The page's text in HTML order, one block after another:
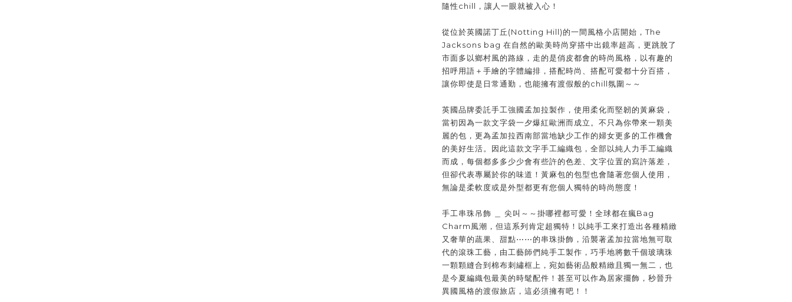
隨性chill，讓人一眼就被入心！
從位於英國諾丁丘(Notting Hill)的一間風格小店開始，The
Jacksons bag 在自然的歐美時尚穿搭中出鏡率超高，更跳脫了
市面多以鄉村風的路線，走的是俏皮都會的時尚風格，以有趣的
招呼用語＋手繪的字體編排，搭配時尚、搭配可愛都十分百搭，
讓你即使是日常通勤，也能擁有渡假般的chill氛圍～～
英國品牌委託手工強國孟加拉製作，使用柔化而堅韌的黃麻袋，
當初因為一款文字袋一夕爆紅歐洲而成立。不只為你帶來一顆美
麗的包，更為孟加拉西南部當地缺少工作的婦女更多的工作機會
的美好生活。因此這款文字手工編織包，全部以純人力手工編織
而成，每個都多多少少會有些許的色差、文字位置的寫許落差，
但卻代表專屬於你的味道！黃麻包的包型也會隨著您個人使用，
無論是柔軟度或是外型都更有您個人獨特的時尚態度！
手工串珠吊飾 ＿ 尖叫～～掛哪裡都可愛！全球都在瘋Bag
Charm風潮，但這系列肯定超獨特！以純手工來打造出各種精緻
又奢華的蔬果、甜點⋯⋯的串珠掛飾，沿襲著孟加拉當地無可取
代的滾珠工藝，由工藝師們純手工製作，巧手地將數千個玻璃珠
一顆顆縫合到棉布刺繡框上， 宛如藝術品般精緻且獨一無二，也
是今夏編織包最美的時髦配件！甚至可以作為居家擺飾，秒晉升
異國風格的渡假旅店，這必須擁有吧！！